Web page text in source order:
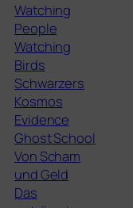
Watching
People
Watching
Birds
Schwarzers
Kosmos
Evidence
Ghost School
Von Scham
und Geld
Das